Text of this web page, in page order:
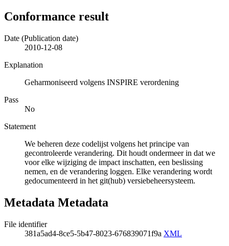
Conformance result
Date (Publication date)
2010-12-08
Explanation
Geharmoniseerd volgens INSPIRE verordening
Pass
No
Statement
We beheren deze codelijst volgens het principe van
gecontroleerde verandering. Dit houdt ondermeer in dat we
voor elke wijziging de impact inschatten, een beslissing
nemen, en de verandering loggen. Elke verandering wordt
gedocumenteerd in het git(hub) versiebeheersysteem.
Metadata Metadata
File identifier
381a5ad4-8ce5-5b47-8023-676839071f9a XML